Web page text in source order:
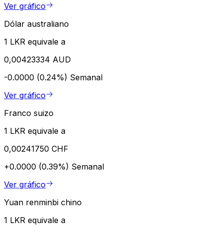
Ver gráfico
Dólar australiano
1 LKR equivale a
0,00423334 AUD
-0.0000 (0.24%) Semanal
Ver gráfico
Franco suizo
1 LKR equivale a
0,00241750 CHF
+0.0000 (0.39%) Semanal
Ver gráfico
Yuan renminbi chino
1 LKR equivale a